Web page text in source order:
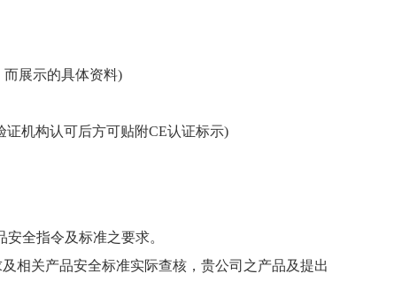
展示的具体资料)
机构认可后方可贴附CE认证标示)
全指令及标准之要求。
相关产品安全标准实际查核，贵公司之产品及提出